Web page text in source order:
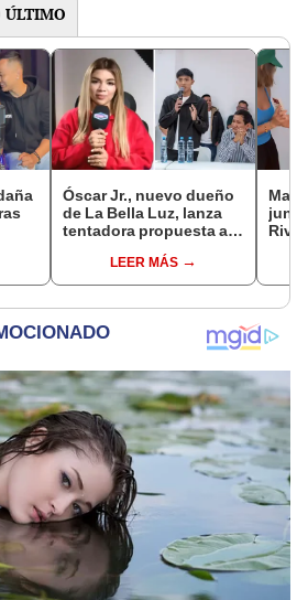
ÚLTIMO
Óscar Jr., nuevo dueño
de La Bella Luz, lanza
tentadora propuesta a
denuncia por
tocamientos: “Va a
LEER MÁS